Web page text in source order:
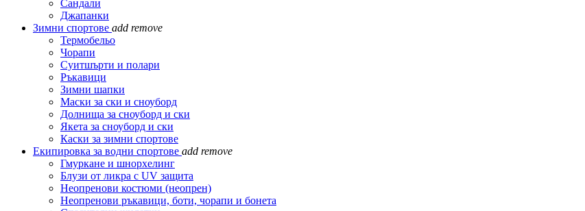
Сандали
Джапанки
Зимни спортове add remove
Термобельо
Чорапи
Суитшърти и полари
Ръкавици
Зимни шапки
Маски за ски и сноуборд
Долнища за сноуборд и ски
Якета за сноуборд и ски
Каски за зимни спортове
Екипировка за водни спортове add remove
Гмуркане и шнорхелинг
Блузи от ликра с UV защита
Неопренови костюми (неопрен)
Неопренови ръкавици, боти, чорапи и бонета